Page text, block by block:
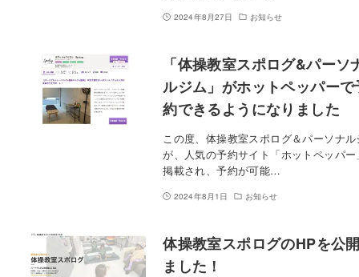
2024年8月27日 お知らせ
「体操教室スポログ&パーソ
ルジム」がホットペッパーで
約できるようになりました
この度、体操教室スポログ＆パーソナル
が、人気の予約サイト「ホットペッパー
掲載され、予約が可能…
2024年8月1日 お知らせ
体操教室スポログのHPを公
ました！